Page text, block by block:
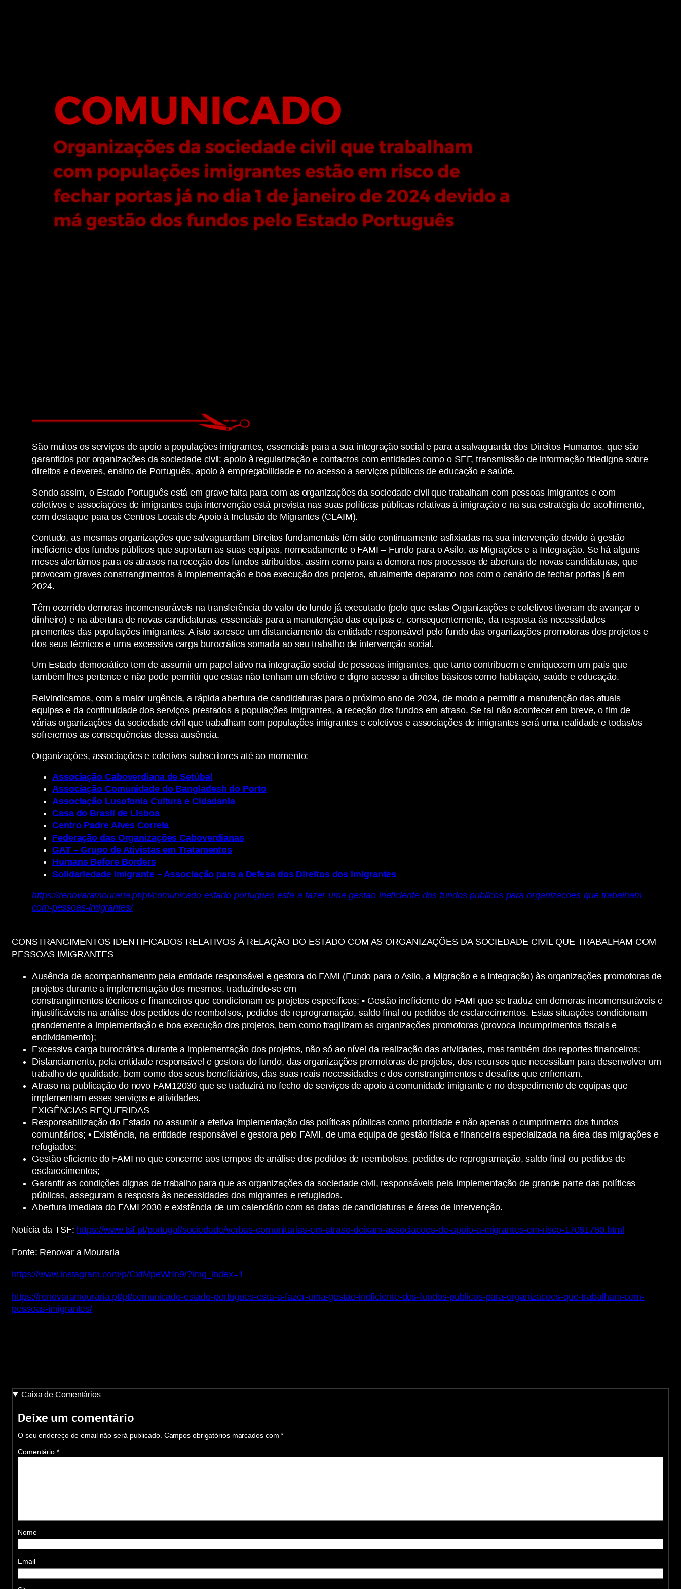
São muitos os serviços de apoio a populações imigrantes, essenciais para a sua integração social e para a salvaguarda dos Direitos Humanos, que são
garantidos por organizações da sociedade civil: apoio à regularização e contactos com entidades como o SEF, transmissão de informação fidedigna sobre
direitos e deveres, ensino de Português, apoio à empregabilidade e no acesso a serviços públicos de educação e saúde.
Sendo assim, o Estado Português está em grave falta para com as organizações da sociedade civil que trabalham com pessoas imigrantes e com
coletivos e associações de imigrantes cuja intervenção está prevista nas suas políticas públicas relativas à imigração e na sua estratégia de acolhimento,
com destaque para os Centros Locais de Apoio à Inclusão de Migrantes (CLAIM).
Contudo, as mesmas organizações que salvaguardam Direitos fundamentais têm sido continuamente asfixiadas na sua intervenção devido à gestão
ineficiente dos fundos públicos que suportam as suas equipas, nomeadamente o FAMI – Fundo para o Asilo, as Migrações e a Integração. Se há alguns
meses alertámos para os atrasos na receção dos fundos atribuídos, assim como para a demora nos processos de abertura de novas candidaturas, que
provocam graves constrangimentos à implementação e boa execução dos projetos, atualmente deparamo-nos com o cenário de fechar portas já em
2024.
Têm ocorrido demoras incomensuráveis na transferência do valor do fundo já executado (pelo que estas Organizações e coletivos tiveram de avançar o
dinheiro) e na abertura de novas candidaturas, essenciais para a manutenção das equipas e, consequentemente, da resposta às necessidades
prementes das populações imigrantes. A isto acresce um distanciamento da entidade responsável pelo fundo das organizações promotoras dos projetos e
dos seus técnicos e uma excessiva carga burocrática somada ao seu trabalho de intervenção social.
Um Estado democrático tem de assumir um papel ativo na integração social de pessoas imigrantes, que tanto contribuem e enriquecem um país que
também lhes pertence e não pode permitir que estas não tenham um efetivo e digno acesso a direitos básicos como habitação, saúde e educação.
Reivindicamos, com a maior urgência, a rápida abertura de candidaturas para o próximo ano de 2024, de modo a permitir a manutenção das atuais
equipas e da continuidade dos serviços prestados a populações imigrantes, a receção dos fundos em atraso. Se tal não acontecer em breve, o fim de
várias organizações da sociedade civil que trabalham com populações imigrantes e coletivos e associações de imigrantes será uma realidade e todas/os
sofreremos as consequências dessa ausência.
Organizações, associações e coletivos subscritores até ao momento:
Associação Caboverdiana de Setúbal
Associação Comunidade do Bangladesh do Porto
Associação Lusofonia Cultura e Cidadania
Casa do Brasil de Lisboa
Centro Padre Alves Correia
Federação das Organizações Caboverdianas
GAT – Grupo de Ativistas em Tratamentos
Humans Before Borders
Solidariedade Imigrante – Associação para a Defesa dos Direitos dos Imigrantes
https://renovaramouraria.pt/pt/comunicado-estado-portugues-esta-a-fazer-uma-gestao-ineficiente-dos-fundos-publicos-para-organizacoes-que-trabalham-
com-pessoas-imigrantes/
CONSTRANGIMENTOS IDENTIFICADOS RELATIVOS À RELAÇÃO DO ESTADO COM AS ORGANIZAÇÕES DA SOCIEDADE CIVIL QUE TRABALHAM COM
PESSOAS IMIGRANTES
Ausência de acompanhamento pela entidade responsável e gestora do FAMI (Fundo para o Asilo, a Migração e a Integração) às organizações promotoras de
projetos durante a implementação dos mesmos, traduzindo-se em
constrangimentos técnicos e financeiros que condicionam os projetos específicos; • Gestão ineficiente do FAMI que se traduz em demoras incomensuráveis e
injustificáveis na análise dos pedidos de reembolsos, pedidos de reprogramação, saldo final ou pedidos de esclarecimentos. Estas situações condicionam
grandemente a implementação e boa execução dos projetos, bem como fragilizam as organizações promotoras (provoca incumprimentos fiscais e
endividamento);
Excessiva carga burocrática durante a implementação dos projetos, não só ao nível da realização das atividades, mas também dos reportes financeiros;
Distanciamento, pela entidade responsável e gestora do fundo, das organizações promotoras de projetos, dos recursos que necessitam para desenvolver um
trabalho de qualidade, bem como dos seus beneficiários, das suas reais necessidades e dos constrangimentos e desafios que enfrentam.
Atraso na publicação do novo FAM12030 que se traduzirá no fecho de serviços de apoio à comunidade imigrante e no despedimento de equipas que
implementam esses serviços e atividades.
EXIGÊNCIAS REQUERIDAS
Responsabilização do Estado no assumir a efetiva implementação das políticas públicas como prioridade e não apenas o cumprimento dos fundos
comunitários; • Existência, na entidade responsável e gestora pelo FAMI, de uma equipa de gestão física e financeira especializada na área das migrações e
refugiados;
Gestão eficiente do FAMI no que concerne aos tempos de análise dos pedidos de reembolsos, pedidos de reprogramação, saldo final ou pedidos de
esclarecimentos;
Garantir as condições dignas de trabalho para que as organizações da sociedade civil, responsáveis pela implementação de grande parte das políticas
públicas, asseguram a resposta às necessidades dos migrantes e refugiados.
Abertura imediata do FAMI 2030 e existência de um calendário com as datas de candidaturas e áreas de intervenção.
Notícia da TSF: https://www.tsf.pt/portugal/sociedade/verbas-comunitarias-em-atraso-deixam-associacoes-de-apoio-a-migrantes-em-risco-17081780.html
Fonte: Renovar a Mouraria
https://www.instagram.com/p/CxtMpeWrIn9/?img_index=1
https://renovaramouraria.pt/pt/comunicado-estado-portugues-esta-a-fazer-uma-gestao-ineficiente-dos-fundos-publicos-para-organizacoes-que-trabalham-com-
pessoas-imigrantes/
Caixa de Comentários
Deixe um comentário
O seu endereço de email não será publicado. Campos obrigatórios marcados com*
Comentário *
Nome
Email